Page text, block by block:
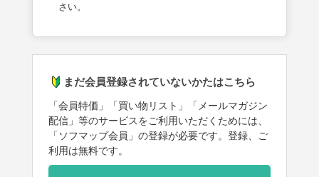
さい。
まだ会員登録されていないかたはこちら
「会員特価」「買い物リスト」「メールマガジン
配信」等のサービスをご利用いただくためには、
「ソフマップ会員」の登録が必要です。登録、ご
利用は無料です。